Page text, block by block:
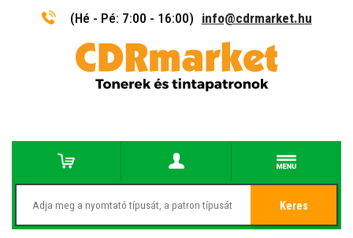
(Hé - Pé: 7:00 - 16:00) info@cdrmarket.hu
Keres